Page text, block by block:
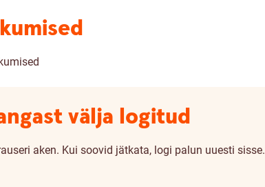
välja logitud
aken. Kui soovid jätkata, logi palun uuesti sisse.